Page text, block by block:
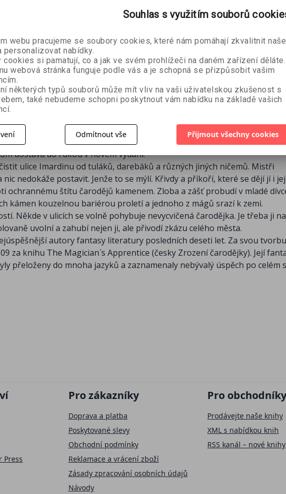
autory fantasy literatury posledních deseti let. Za svou
(česky Zrození čarodějky). Její fantasy příběhy se drží na
světě.
ZOBRAZITVÍCE
mágovi! Napínavý příběh Soney, dívky z ulice, která se stane první
dostává do rukou v novém vydání.
ulice Imardinu od tuláků, darebáků a různých jiných ničemů. Mistři
nedokáže postavit. Jenže to se mýlí. Křivdy a příkoří, které se dějí jí i
ochrannému štítu čarodějů kamenem. Zloba a zášť probudí v mladé
kámen kouzelnou bariérou proletí a jednoho z mágů srazí k zemi.
Někde v ulicích se volně pohybuje nevycvičená čarodějka. Je třeba ji
uvolní a zahubí nejen ji, ale přivodí zkázu celého města.
autory fantasy literatury posledních deseti let. Za svou tvorbu
za knihu The Magician´s Apprentice (česky Zrození čarodějky). Její
přeloženy do mnoha jazyků a zaznamenaly nebývalý úspěch po celém
Press
Pro zákazníky
Doprava a platba
Poskytované slevy
Obchodní podmínky
Reklamace a vrácení zboží
Zásady zpracování osobních údajů
Návody
Pro
Prodávejte naše knihy
XML s nabídkou knih
RSS kanál – nové knihy
Souhlas s využitím souborů
webu pracujeme se soubory cookies, které nám pomáhají zkvalitnit naše
personalizovat nabídky.
cookies si pamatují, co a jak ve svém prohlížeči na daném zařízení děláte.
webová stránka funguje podle vás a je schopná se přizpůsobit vašim
některých typů souborů může mít vliv na vaši uživatelskou zkušenost s
také nebudeme schopni poskytnout vám nabídku na základě vašich
Odmítnout vše Přijmout všechny cookies